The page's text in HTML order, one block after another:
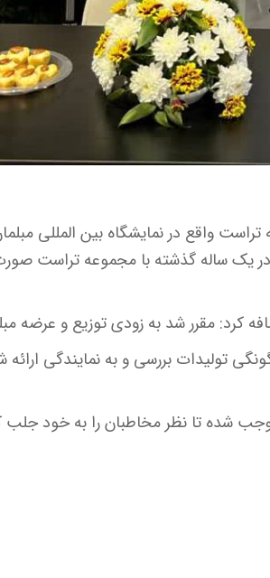
واقع در نمایشگاه بین المللی
ساله گذشته با مجموعه تراست
کرد: مقرر شد به زودی توزیع و عرضه
تولیدات بررسی و به نمایندگی
شده تا نظر مخاطبان را به خود جلب